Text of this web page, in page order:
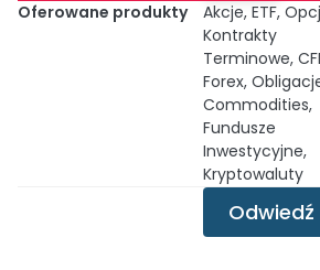
Oferowane produkty
Akcje, ETF,
Kontrakty
Terminowe,
Forex,
Commodities,
Fundusze
Inwestycyjne,
Kryptowaluty
Odwiedź